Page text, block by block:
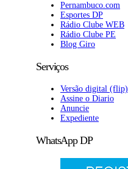
Pernambuco.com
Esportes DP
Rádio Clube WEB
Rádio Clube PE
Blog Giro
Serviços
Versão digital (flip)
Assine o Diario
Anuncie
Expediente
WhatsApp DP